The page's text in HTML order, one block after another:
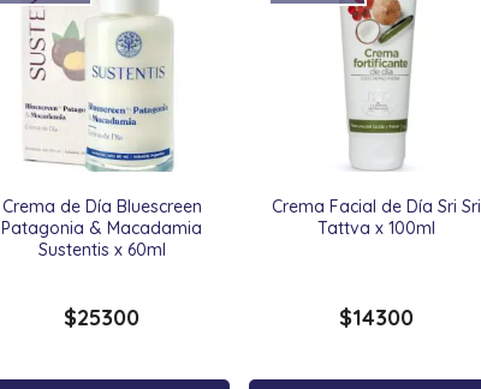
Crema de Día Bluescreen
Patagonia & Macadamia
Sustentis x 60ml
$25300
Crema Facial de Día Sri Sri
Tattva x 100ml
$14300